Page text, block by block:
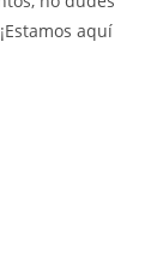
aquí